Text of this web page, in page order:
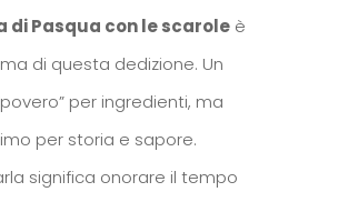
di Pasqua con le scaroleè
di questa dedizione. Un
per ingredienti, ma
per storia e sapore.
significa onorare il tempo